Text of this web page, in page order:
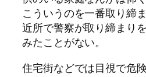
こういうのを一番取り締
近所で警察が取り締まり
みたことがない。
住宅街などでは目視で危